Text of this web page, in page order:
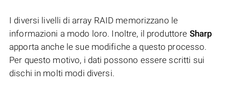
I diversi livelli di array RAID memorizzano le
informazioni a modo loro. Inoltre, il produttore Sharp
apporta anche le sue modifiche a questo processo.
Per questo motivo, i dati possono essere scritti sui
dischi in molti modi diversi.